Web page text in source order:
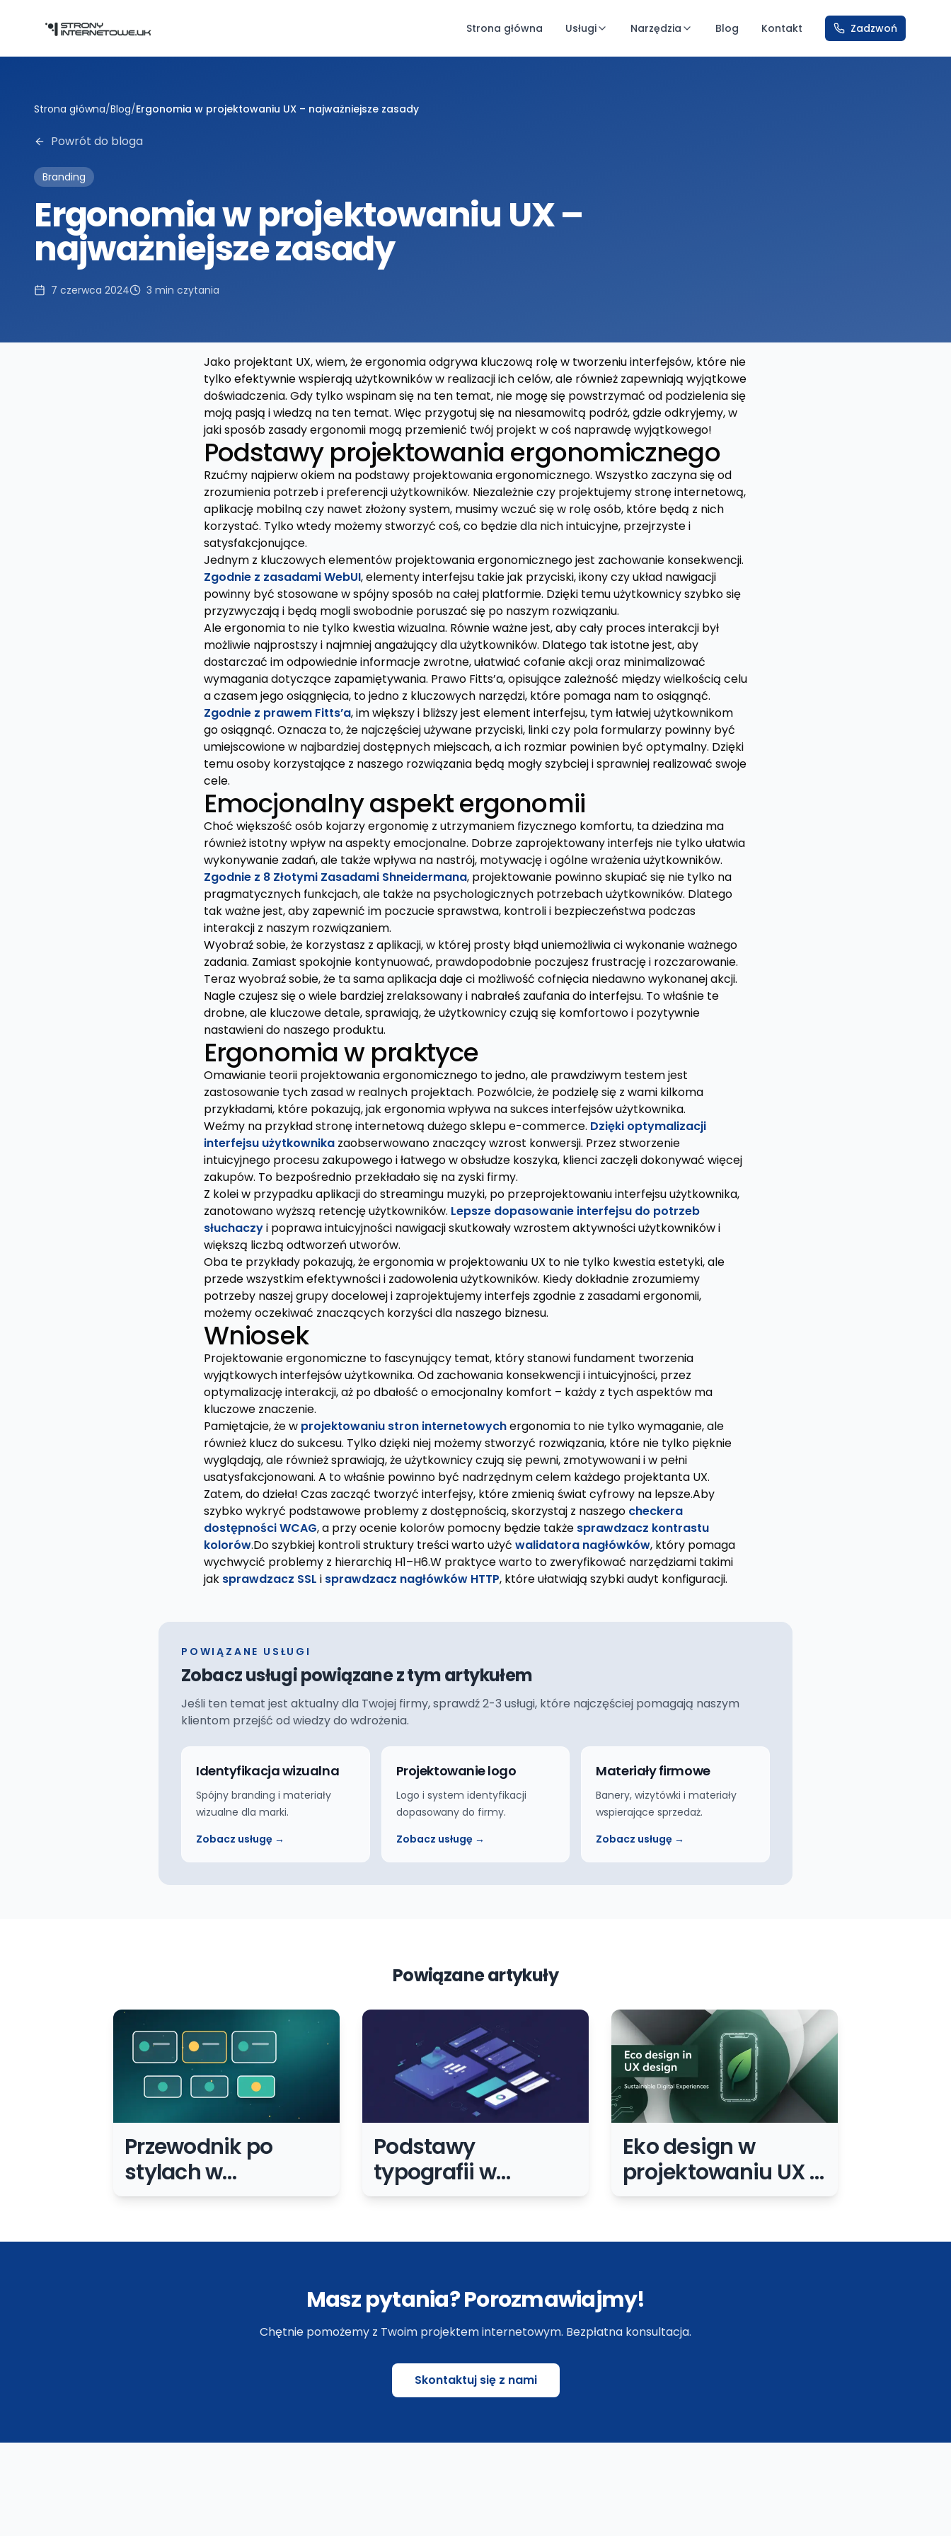
Strona główna Usługi Narzędzia Blog Kontakt Zadzwoń
Strona główna/Blog/Ergonomia w projektowaniu UX – najważniejsze zasady
Powrót do bloga
Branding
Ergonomia w projektowaniu UX –
najważniejsze zasady
7 czerwca 2024 3 min czytania
Jako projektant UX, wiem, że ergonomia odgrywa kluczową rolę w tworzeniu interfejsów, które nie
tylko efektywnie wspierają użytkowników w realizacji ich celów, ale również zapewniają wyjątkowe
doświadczenia. Gdy tylko wspinam się na ten temat, nie mogę się powstrzymać od podzielenia się
moją pasją i wiedzą na ten temat. Więc przygotuj się na niesamowitą podróż, gdzie odkryjemy, w
jaki sposób zasady ergonomii mogą przemienić twój projekt w coś naprawdę wyjątkowego!
Podstawy projektowania ergonomicznego
Rzućmy najpierw okiem na podstawy projektowania ergonomicznego. Wszystko zaczyna się od
zrozumienia potrzeb i preferencji użytkowników. Niezależnie czy projektujemy stronę internetową,
aplikację mobilną czy nawet złożony system, musimy wczuć się w rolę osób, które będą z nich
korzystać. Tylko wtedy możemy stworzyć coś, co będzie dla nich intuicyjne, przejrzyste i
satysfakcjonujące.
Jednym z kluczowych elementów projektowania ergonomicznego jest zachowanie konsekwencji.
Zgodnie z zasadami WebUI, elementy interfejsu takie jak przyciski, ikony czy układ nawigacji
powinny być stosowane w spójny sposób na całej platformie. Dzięki temu użytkownicy szybko się
przyzwyczają i będą mogli swobodnie poruszać się po naszym rozwiązaniu.
Ale ergonomia to nie tylko kwestia wizualna. Równie ważne jest, aby cały proces interakcji był
możliwie najprostszy i najmniej angażujący dla użytkowników. Dlatego tak istotne jest, aby
dostarczać im odpowiednie informacje zwrotne, ułatwiać cofanie akcji oraz minimalizować
wymagania dotyczące zapamiętywania. Prawo Fitts’a, opisujące zależność między wielkością celu
a czasem jego osiągnięcia, to jedno z kluczowych narzędzi, które pomaga nam to osiągnąć.
Zgodnie z prawem Fitts’a, im większy i bliższy jest element interfejsu, tym łatwiej użytkownikom
go osiągnąć. Oznacza to, że najczęściej używane przyciski, linki czy pola formularzy powinny być
umiejscowione w najbardziej dostępnych miejscach, a ich rozmiar powinien być optymalny. Dzięki
temu osoby korzystające z naszego rozwiązania będą mogły szybciej i sprawniej realizować swoje
cele.
Emocjonalny aspekt ergonomii
Choć większość osób kojarzy ergonomię z utrzymaniem fizycznego komfortu, ta dziedzina ma
również istotny wpływ na aspekty emocjonalne. Dobrze zaprojektowany interfejs nie tylko ułatwia
wykonywanie zadań, ale także wpływa na nastrój, motywację i ogólne wrażenia użytkowników.
Zgodnie z 8 Złotymi Zasadami Shneidermana, projektowanie powinno skupiać się nie tylko na
pragmatycznych funkcjach, ale także na psychologicznych potrzebach użytkowników. Dlatego
tak ważne jest, aby zapewnić im poczucie sprawstwa, kontroli i bezpieczeństwa podczas
interakcji z naszym rozwiązaniem.
Wyobraź sobie, że korzystasz z aplikacji, w której prosty błąd uniemożliwia ci wykonanie ważnego
zadania. Zamiast spokojnie kontynuować, prawdopodobnie poczujesz frustrację i rozczarowanie.
Teraz wyobraź sobie, że ta sama aplikacja daje ci możliwość cofnięcia niedawno wykonanej akcji.
Nagle czujesz się o wiele bardziej zrelaksowany i nabrałeś zaufania do interfejsu. To właśnie te
drobne, ale kluczowe detale, sprawiają, że użytkownicy czują się komfortowo i pozytywnie
nastawieni do naszego produktu.
Ergonomia w praktyce
Omawianie teorii projektowania ergonomicznego to jedno, ale prawdziwym testem jest
zastosowanie tych zasad w realnych projektach. Pozwólcie, że podzielę się z wami kilkoma
przykładami, które pokazują, jak ergonomia wpływa na sukces interfejsów użytkownika.
Weźmy na przykład stronę internetową dużego sklepu e-commerce. Dzięki optymalizacji
interfejsu użytkownika zaobserwowano znaczący wzrost konwersji. Przez stworzenie
intuicyjnego procesu zakupowego i łatwego w obsłudze koszyka, klienci zaczęli dokonywać więcej
zakupów. To bezpośrednio przekładało się na zyski firmy.
Z kolei w przypadku aplikacji do streamingu muzyki, po przeprojektowaniu interfejsu użytkownika,
zanotowano wyższą retencję użytkowników. Lepsze dopasowanie interfejsu do potrzeb
słuchaczyi poprawa intuicyjności nawigacji skutkowały wzrostem aktywności użytkowników i
większą liczbą odtworzeń utworów.
Oba te przykłady pokazują, że ergonomia w projektowaniu UX to nie tylko kwestia estetyki, ale
przede wszystkim efektywności i zadowolenia użytkowników. Kiedy dokładnie zrozumiemy
potrzeby naszej grupy docelowej i zaprojektujemy interfejs zgodnie z zasadami ergonomii,
możemy oczekiwać znaczących korzyści dla naszego biznesu.
Wniosek
Projektowanie ergonomiczne to fascynujący temat, który stanowi fundament tworzenia
wyjątkowych interfejsów użytkownika. Od zachowania konsekwencji i intuicyjności, przez
optymalizację interakcji, aż po dbałość o emocjonalny komfort – każdy z tych aspektów ma
kluczowe znaczenie.
Pamiętajcie, że w projektowaniu stron internetowychergonomia to nie tylko wymaganie, ale
również klucz do sukcesu. Tylko dzięki niej możemy stworzyć rozwiązania, które nie tylko pięknie
wyglądają, ale również sprawiają, że użytkownicy czują się pewni, zmotywowani i w pełni
usatysfakcjonowani. A to właśnie powinno być nadrzędnym celem każdego projektanta UX.
Zatem, do dzieła! Czas zacząć tworzyć interfejsy, które zmienią świat cyfrowy na lepsze.Aby
szybko wykryć podstawowe problemy z dostępnością, skorzystaj z naszego checkera
dostępności WCAG, a przy ocenie kolorów pomocny będzie także sprawdzacz kontrastu
kolorów.Do szybkiej kontroli struktury treści warto użyć walidatora nagłówków, który pomaga
wychwycić problemy z hierarchią H1–H6.W praktyce warto to zweryfikować narzędziami takimi
jak sprawdzacz SSL i sprawdzacz nagłówków HTTP, które ułatwiają szybki audyt konfiguracji.
POWIĄZANE USŁUGI
Zobacz usługi powiązane z tym artykułem
Jeśli ten temat jest aktualny dla Twojej firmy, sprawdź 2-3 usługi, które najczęściej pomagają naszym
klientom przejść od wiedzy do wdrożenia.
Identyfikacja wizualna
Spójny branding i materiały
wizualne dla marki.
Zobacz usługę →
Projektowanie logo
Logo i system identyfikacji
dopasowany do firmy.
Zobacz usługę →
Materiały firmowe
Banery, wizytówki i materiały
wspierające sprzedaż.
Zobacz usługę →
Powiązane artykuły
Przewodnik po
stylach w
projektowaniu UI
Podstawy
typografii w
projektowaniu
Eko design w
projektowaniu UX –
jak tworzyć
przyjazne
Masz pytania? Porozmawiajmy!
Chętnie pomożemy z Twoim projektem internetowym. Bezpłatna konsultacja.
Skontaktuj się z nami